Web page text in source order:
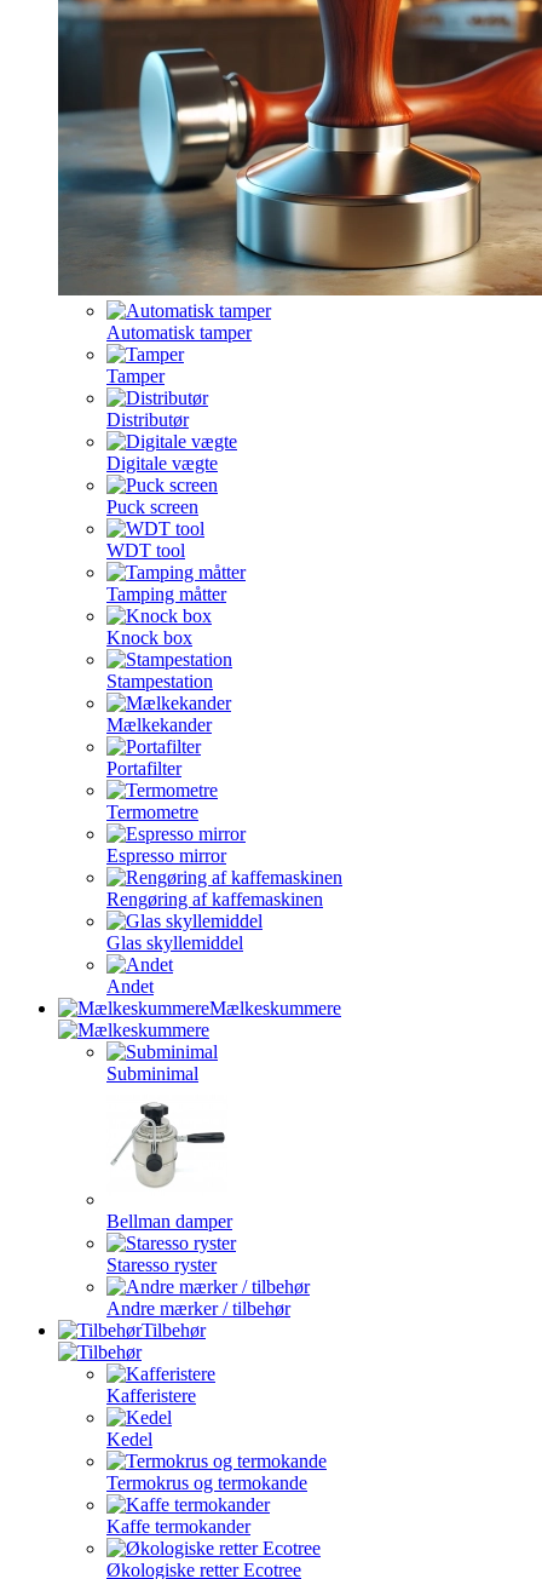
Automatisk tamper
Tamper
Distributør
Digitale vægte
Puck screen
WDT tool
Tamping måtter
Knock box
Stampestation
Mælkekander
Portafilter
Termometre
Espresso mirror
Rengøring af kaffemaskinen
Glas skyllemiddel
Andet
Mælkeskummere
Subminimal
Bellman damper
Staresso ryster
Andre mærker / tilbehør
Tilbehør
Kafferistere
Kedel
Termokrus og termokande
Kaffe termokander
Økologiske retter Ecotree